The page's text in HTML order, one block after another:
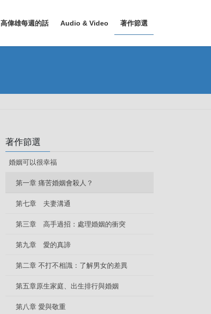
高偉雄每週的話 Audio & Video 著作節選
著作節選
婚姻可以很幸福
第一章 痛苦婚姻會殺人？
第七章 夫妻溝通
第三章 高手過招：處理婚姻的衝突
第九章 愛的真諦
第二章 不打不相識：了解男女的差異
第五章原生家庭、出生排行與婚姻
第八章 愛與敬重